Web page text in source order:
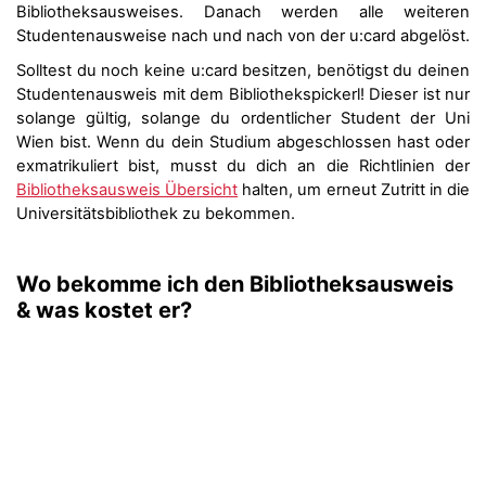
Bibliotheksausweises. Danach werden alle weiteren
Studentenausweise nach und nach von der u:card abgelöst.
Solltest du noch keine u:card besitzen, benötigst du deinen
Studentenausweis mit dem Bibliothekspickerl! Dieser ist nur
solange gültig, solange du ordentlicher Student der Uni
Wien bist. Wenn du dein Studium abgeschlossen hast oder
exmatrikuliert bist, musst du dich an die Richtlinien der
Bibliotheksausweis Übersicht halten, um erneut Zutritt in die
Universitätsbibliothek zu bekommen.
Wo bekomme ich den Bibliotheksausweis
& was kostet er?